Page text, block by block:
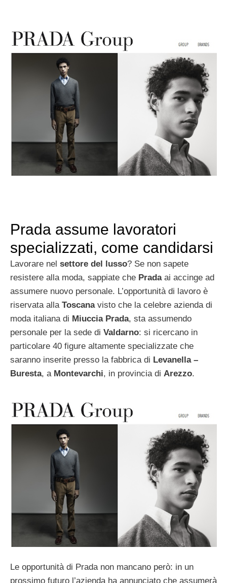
Prada assume lavoratori
specializzati, come candidarsi
Lavorare nel settore del lusso? Se non sapete
resistere alla moda, sappiate che Pradaai accinge ad
assumere nuovo personale. L’opportunità di lavoro è
riservata alla Toscanavisto che la celebre azienda di
moda italiana di Miuccia Prada, sta assumendo
personale per la sede di Valdarno: si ricercano in
particolare 40 figure altamente specializzate che
saranno inserite presso la fabbrica di Levanella –
Buresta, a Montevarchi, in provincia di Arezzo.
Le opportunità di Prada non mancano però: in un
prossimo futuro l’azienda ha annunciato che assumerà